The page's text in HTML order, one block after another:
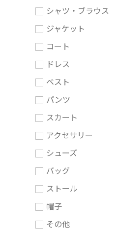
シャツ・ブラウス
ジャケット
コート
ドレス
ベスト
パンツ
スカート
アクセサリー
シューズ
バッグ
ストール
帽子
その他